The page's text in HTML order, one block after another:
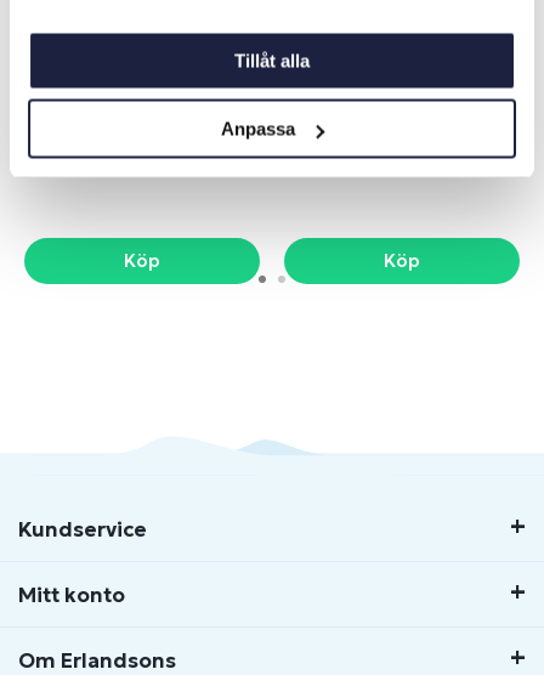
Tillåt alla
Anpassa
PASSARE NAUTISK 150MM
149 kr
Köp
TRANSPORTÖR 260 MM
169 kr
Köp
Kundservice
Mitt konto
Om Erlandsons